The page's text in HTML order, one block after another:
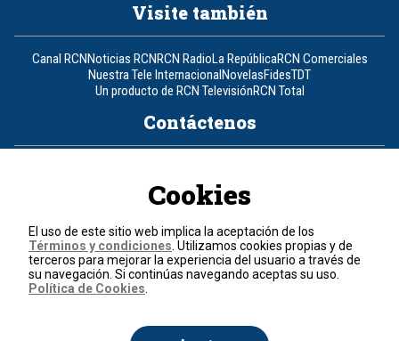
Visite también
Canal RCNNoticias RCNRCN RadioLa RepúblicaRCN Comerciales
Nuestra Tele InternacionalNovelasFidesTDT
Un producto de RCN TelevisiónRCN Total
Contáctenos
Política de cookies
Términos y condiciones
© 2026, RCN Medios.
Todos los derechos reservados.
Cookies
El uso de este sitio web implica la aceptación de los
Términos y condiciones . Utilizamos cookies propias y de
terceros para mejorar la experiencia del usuario a través de
su navegación. Si continúas navegando aceptas su uso.
Política de Cookies